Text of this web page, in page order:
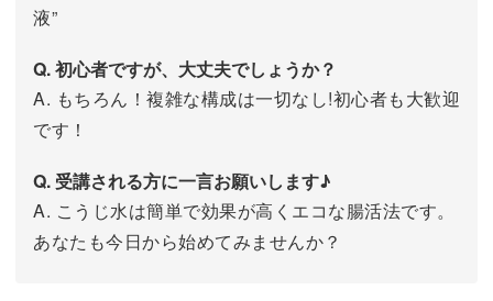
液”
Q. 初心者ですが、大丈夫でしょうか？
A. もちろん！複雑な構成は一切なし!初心者も大歓迎
です！
Q. 受講される方に一言お願いします♪
A. こうじ水は簡単で効果が高くエコな腸活法です。
あなたも今日から始めてみませんか？